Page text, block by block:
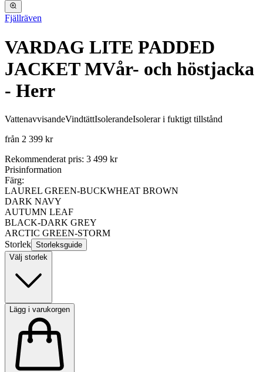
Fjällräven
VARDAG LITE PADDED
JACKET MVår- och höstjacka
- Herr
VattenavvisandeVindtättIsolerandeIsolerar i fuktigt tillstånd
från 2 399 kr
Rekommenderat pris: 3 499 kr
Prisinformation
Färg:
LAUREL GREEN-BUCKWHEAT BROWN
DARK NAVY
AUTUMN LEAF
BLACK-DARK GREY
ARCTIC GREEN-STORM
Storlek Storleksguide
Välj storlek
Lägg i varukorgen